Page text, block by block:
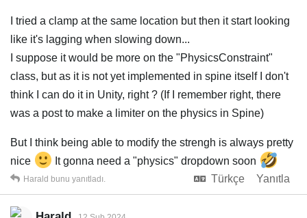
I tried a clamp at the same location but then it start looking
like it's lagging when slowing down...
I suppose it would be more on the "PhysicsConstraint"
class, but as it is not yet implemented in spine itself I don't
think I can do it in Unity, right ? (If I remember right, there
was a post to make a limiter on the physics in Spine)
But I think being able to modify the strengh is always pretty
nice
It gonna need a "physics" dropdown soon
Türkçe
Yanıtla
Harald bunu yanıtladı.